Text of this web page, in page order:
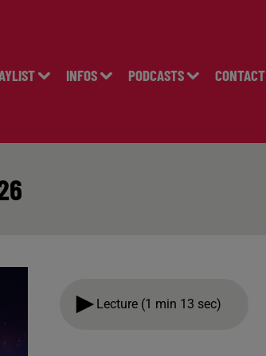
INFOS PODCASTS CONTACT
Lecture (1 min 13 sec)